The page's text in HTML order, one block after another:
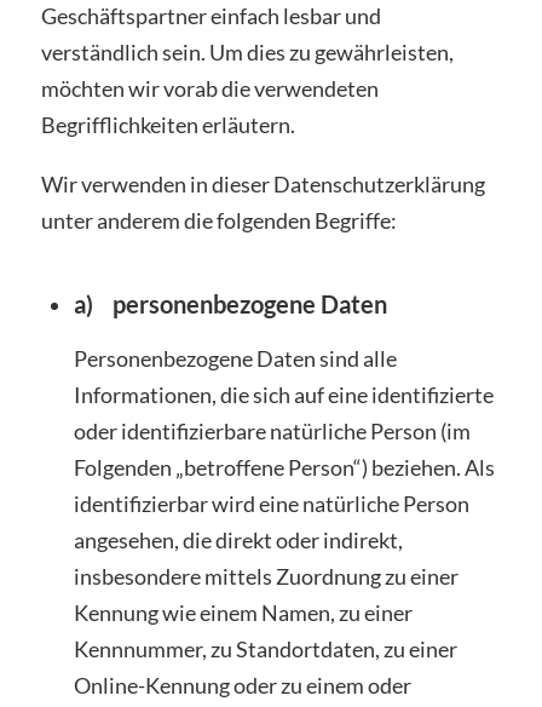
Geschäftspartner einfach lesbar und
verständlich sein. Um dies zu gewährleisten,
möchten wir vorab die verwendeten
Begrifflichkeiten erläutern.
Wir verwenden in dieser Datenschutzerklärung
unter anderem die folgenden Begriffe:
a) personenbezogene Daten
Personenbezogene Daten sind alle
Informationen, die sich auf eine identifizierte
oder identifizierbare natürliche Person (im
Folgenden „betroffene Person“) beziehen. Als
identifizierbar wird eine natürliche Person
angesehen, die direkt oder indirekt,
insbesondere mittels Zuordnung zu einer
Kennung wie einem Namen, zu einer
Kennnummer, zu Standortdaten, zu einer
Online-Kennung oder zu einem oder